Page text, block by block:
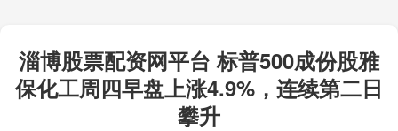
淄博股票配资网平台 标普500成份股雅
保化工周四早盘上涨4.9%，连续第二日
攀升